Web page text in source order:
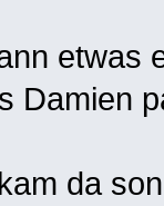
etwas
Damien
da